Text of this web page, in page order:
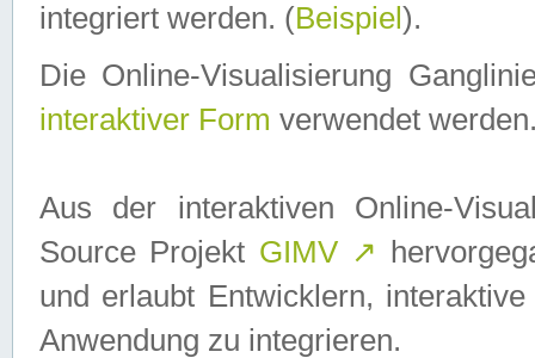
integriert werden. (Beispiel ).
Die Online-Visualisierung
interaktiver Form verwendet
Aus der interaktiven Online-
Source Projekt GIMV ↗
und erlaubt Entwicklern,
Anwendung zu integrieren.